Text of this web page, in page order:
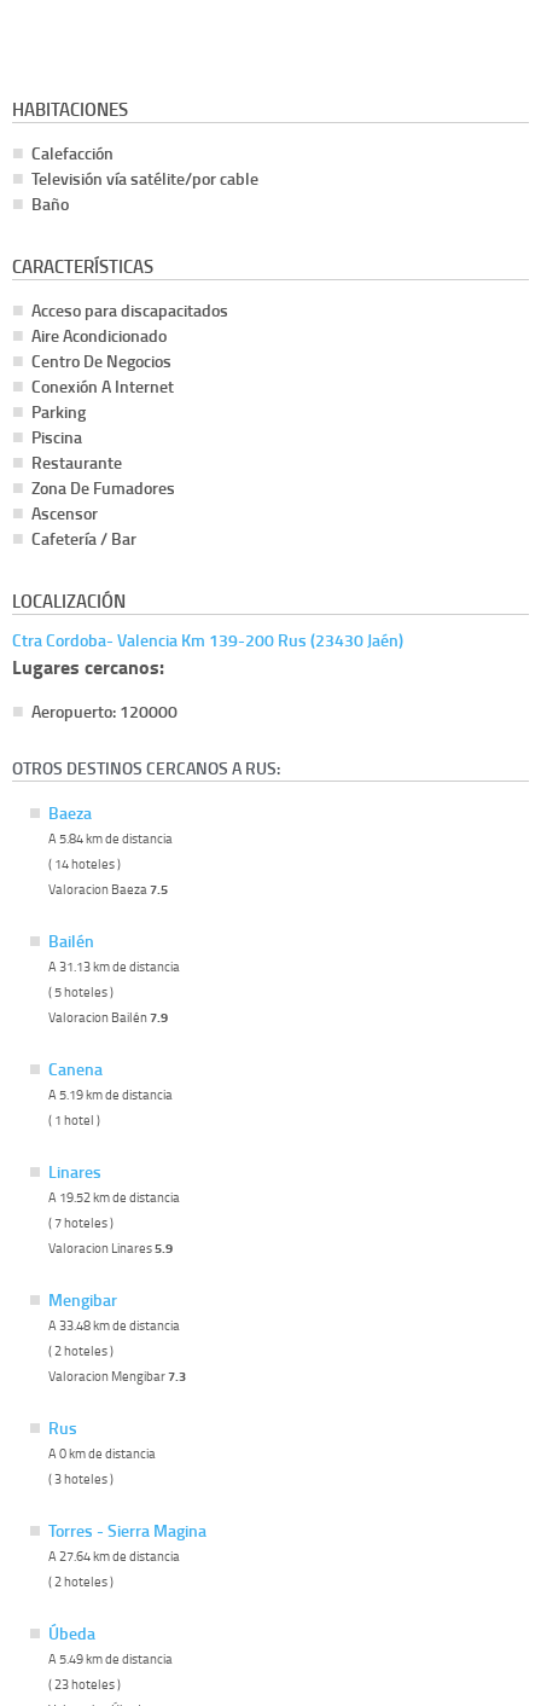
HABITACIONES
Calefacción
Televisión vía satélite/por cable
Baño
CARACTERÍSTICAS
Acceso para discapacitados
Aire Acondicionado
Centro De Negocios
Conexión A Internet
Parking
Piscina
Restaurante
Zona De Fumadores
Ascensor
Cafetería / Bar
LOCALIZACIÓN
Ctra Cordoba- Valencia Km 139-200 Rus (23430 Jaén)
Lugares cercanos:
Aeropuerto: 120000
OTROS DESTINOS CERCANOS A RUS:
Baeza
A 5.84 km de distancia
( 14 hoteles )
Valoracion Baeza 7.5
Bailén
A 31.13 km de distancia
( 5 hoteles )
Valoracion Bailén7.9
Canena
A 5.19 km de distancia
( 1 hotel )
Linares
A 19.52 km de distancia
( 7 hoteles )
Valoracion Linares5.9
Mengibar
A 33.48 km de distancia
( 2 hoteles )
Valoracion Mengibar7.3
Rus
A 0 km de distancia
( 3 hoteles )
Torres - Sierra Magina
A 27.64 km de distancia
( 2 hoteles )
Úbeda
A 5.49 km de distancia
( 23 hoteles )